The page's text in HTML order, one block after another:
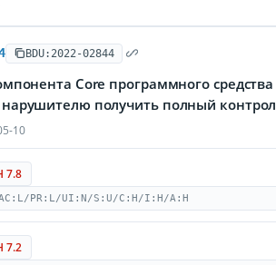
BDU:2022-02844
Core программного
получить полный
10
7.8
PR:L/UI:N/S:U/C:H/I:H/A:H
7.2